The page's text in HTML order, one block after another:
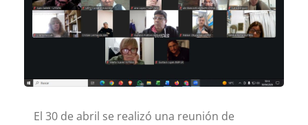
El 30 de abril se realizó una reunión de